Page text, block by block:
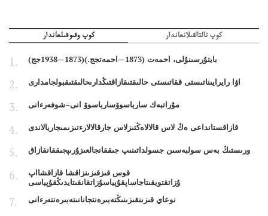
كوپ وقىوقىلعاندار كوپ تالتالقىلانعاندار
بايتۇرسىنۇلى، احمەت (1873—احمەتجج.)(1873—1938جج)
اۋا رايرايىناتىستى ققاتىستى حالىقتىقازاقتىڭدارىحالىقتىقبولجامدارى
مۇراتبەك سارباسوۆسارباسوۆ انى–شوفەرءانى
قازاقستانداعى ەڭ لاس قالالاەڭتىزلاس جارقالالارءتىزىمىجاريالاندى
ورىستىڭ بەس سولبەسىن جسولداتىنىپ جىققانجالعىزۇرىپجىققانقازاق
قوس قىزقىزىنزاقشا قازاقشااپ
ۇزاتقتويقىتاجاساپقۇپياسۇزاتقانقىتايدىڭقۇپياسى
نوعاي قىزىنقىزىنىڭتەبىرەنتجانانىتەبىرەنتەرءانى